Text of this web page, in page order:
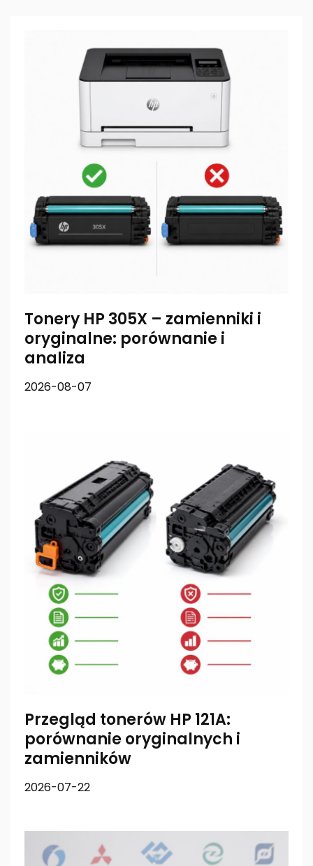
Tonery HP 305X – zamienniki i
oryginalne: porównanie i
analiza
2026-08-07
Przegląd tonerów HP 121A:
porównanie oryginalnych i
zamienników
2026-07-22